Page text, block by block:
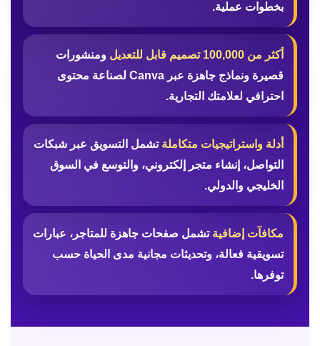
بخطوات عملية.
أكثر من 100,000 تصميم قابل للتعديل
ومنشورات
قصيرة ونماذج جاهزة عبر Canva لصناعة محتوى
احترافي لعلامتك التجارية.
أدلة واستراتيجيات متكاملة تشمل التسويق عبر شبكات
التواصل، إنشاء متجر إلكتروني، والتوسع في السوق
الخليجي والدولي.
مكافآت إضافية تشمل صفحات جاهزة للمتاجر، عبارات
تسويقية فعالة، وتحديثات مجانية مدى الحياة حسب
توفرها.